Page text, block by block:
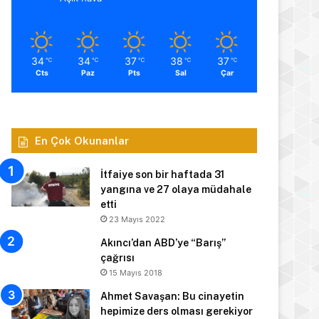
34 ℃
Cts
34 ℃
Paz
37 ℃
Pts
38 ℃
Sal
37 ℃
Çar
En Çok Okunanlar
İtfaiye son bir haftada 31
yangına ve 27 olaya müdahale
etti
23 Mayıs 2022
Akıncı’dan ABD’ye “Barış”
çağrısı
15 Mayıs 2018
Ahmet Savaşan: Bu cinayetin
hepimize ders olması gerekiyor